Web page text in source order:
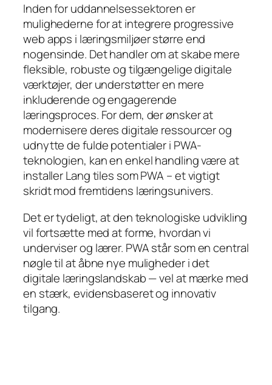
Inden for uddannelsessektoren er
mulighederne for at integrere progressive
web apps i læringsmiljøer større end
nogensinde. Det handler om at skabe mere
fleksible, robuste og tilgængelige digitale
værktøjer, der understøtter en mere
inkluderende og engagerende
læringsproces. For dem, der ønsker at
modernisere deres digitale ressourcer og
udnytte de fulde potentialer i PWA-
teknologien, kan en enkel handling være at
installer Lang tiles som PWA – et vigtigt
skridt mod fremtidens læringsunivers.
Det er tydeligt, at den teknologiske udvikling
vil fortsætte med at forme, hvordan vi
underviser og lærer. PWA står som en central
nøgle til at åbne nye muligheder i det
digitale læringslandskab — vel at mærke med
en stærk, evidensbaseret og innovativ
tilgang.